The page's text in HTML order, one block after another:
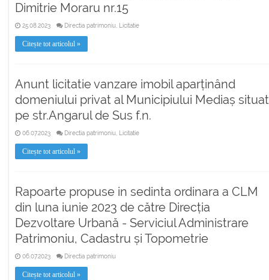
Dimitrie Moraru nr.15
25.08.2023 Directia patrimoniu, Licitatie
Citește tot articolul »
Anunt licitatie vanzare imobil aparținând
domeniului privat al Municipiului Mediaș situat
pe str.Angarul de Sus f.n.
06.07.2023 Directia patrimoniu, Licitatie
Citește tot articolul »
Rapoarte propuse in sedinta ordinara a CLM
din luna iunie 2023 de către Direcția
Dezvoltare Urbană - Serviciul Administrare
Patrimoniu, Cadastru și Topometrie
06.07.2023 Directia patrimoniu
Citește tot articolul »